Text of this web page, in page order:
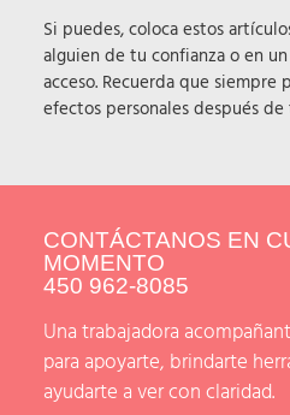
Si puedes, coloca estos
alguien de tu confianza o en
acceso. Recuerda que siempre
efectos personales después
CONTÁCTANOS EN
MOMENTO
450 962-8085
Una trabajadora
para apoyarte, brindarte
ayudarte a ver con claridad.